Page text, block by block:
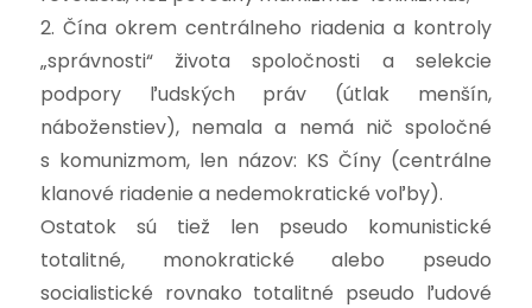
2. Čína okrem centrálneho riadenia a kontroly
„správnosti“ života spoločnosti a selekcie
podpory ľudských práv (útlak menšín,
náboženstiev), nemala a nemá nič spoločné
s komunizmom, len názov: KS Číny (centrálne
klanové riadenie a nedemokratické voľby).
Ostatok sú tiež len pseudo komunistické
totalitné, monokratické alebo pseudo
socialistické rovnako totalitné pseudo ľudové